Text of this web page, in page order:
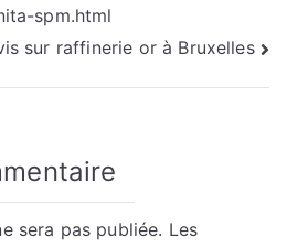
spm.html
sur raffinerie or à Bruxelles
sera pas publiée. Les